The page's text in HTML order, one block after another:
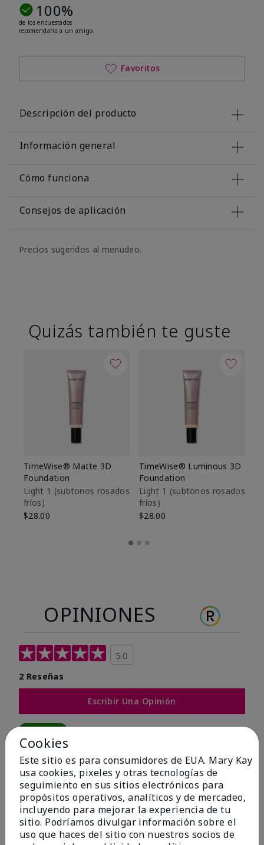
100%
de los encuestados
recomendaría a un amigo.
Favoritos
Descripción del producto
Información general
Cómo funciona
Consejos de aplicación
Precios sugeridos al menudeo.
Quizás también te guste
TimeWise® Matte 3D
Foundation
Light 1​ (subtonos rosados
fríos)
$28.00
TimeWise® Luminous 3D
Foundation
Light 1​ (subtonos rosados
fríos)
$28.00
OPINIONES
5.0
2 Reseñas
Escribir Una Opinión
de los encuestados recomendaría a un amigo.
5 estrellas
2
4 estrellas
0
3 estrellas
0
Cookies
Este sitio es para consumidores de EUA. Mary Kay
usa cookies, pixeles y otras tecnologías de
seguimiento en sus sitios electrónicos para
propósitos operativos, analíticos y de mercadeo,
incluyendo para mejorar la experiencia de tu
sitio. Podríamos divulgar información sobre el
uso que haces del sitio con nuestros socios de